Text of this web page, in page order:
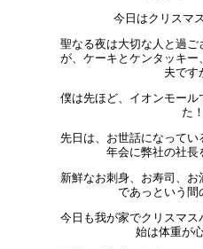
今日はクリスマ
聖なる夜は大切な人と過
が、ケーキとケンタッキ
夫です
僕は先ほど、イオンモール
た
先日は、お世話になって
年会に弊社の社長
新鮮なお刺身、お寿司、
であっという間
今日も我が家でクリスマ
始は体重が